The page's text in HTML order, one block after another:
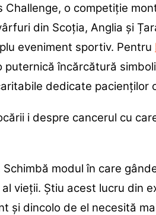
o competiție
din Scoția, Anglia și
eveniment sportiv. Pentru
puternică încărcătură
dedicate pacienților
i despre cancerul cu
modul în care
vieții. Știu acest lucru din
și dincolo de el necesită